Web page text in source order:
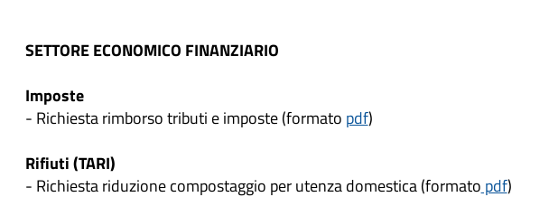
SETTORE ECONOMICO FINANZIARIO
Imposte
- Richiesta rimborso tributi e imposte (formato pdf)
Rifiuti (TARI)
- Richiesta riduzione compostaggio per utenza domestica (formato pdf)